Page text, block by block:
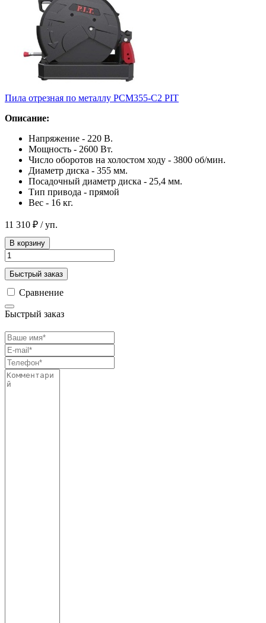
Пила отрезная по металлу PCM355-C2 PIT
Описание:
Напряжение - 220 В.
Мощность - 2600 Вт.
Число оборотов на холостом ходу - 3800 об/мин.
Диаметр диска - 355 мм.
Посадочный диаметр диска - 25,4 мм.
Тип привода - прямой
Вес - 16 кг.
11 310 ₽ / уп.
В корзину
Быстрый заказ
Сравнение
Быстрый заказ